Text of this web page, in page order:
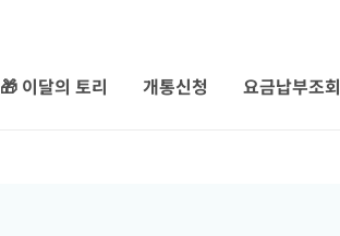
🎁 이달의 토리 개통신청 요금납부조회